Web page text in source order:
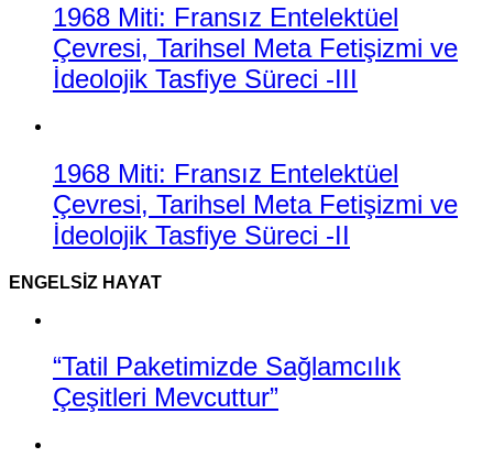
1968 Miti: Fransız Entelektüel
Çevresi, Tarihsel Meta Fetişizmi ve
İdeolojik Tasfiye Süreci -III
1968 Miti: Fransız Entelektüel
Çevresi, Tarihsel Meta Fetişizmi ve
İdeolojik Tasfiye Süreci -II
ENGELSIZ HAYAT
“Tatil Paketimizde Sağlamcılık
Çeşitleri Mevcuttur”